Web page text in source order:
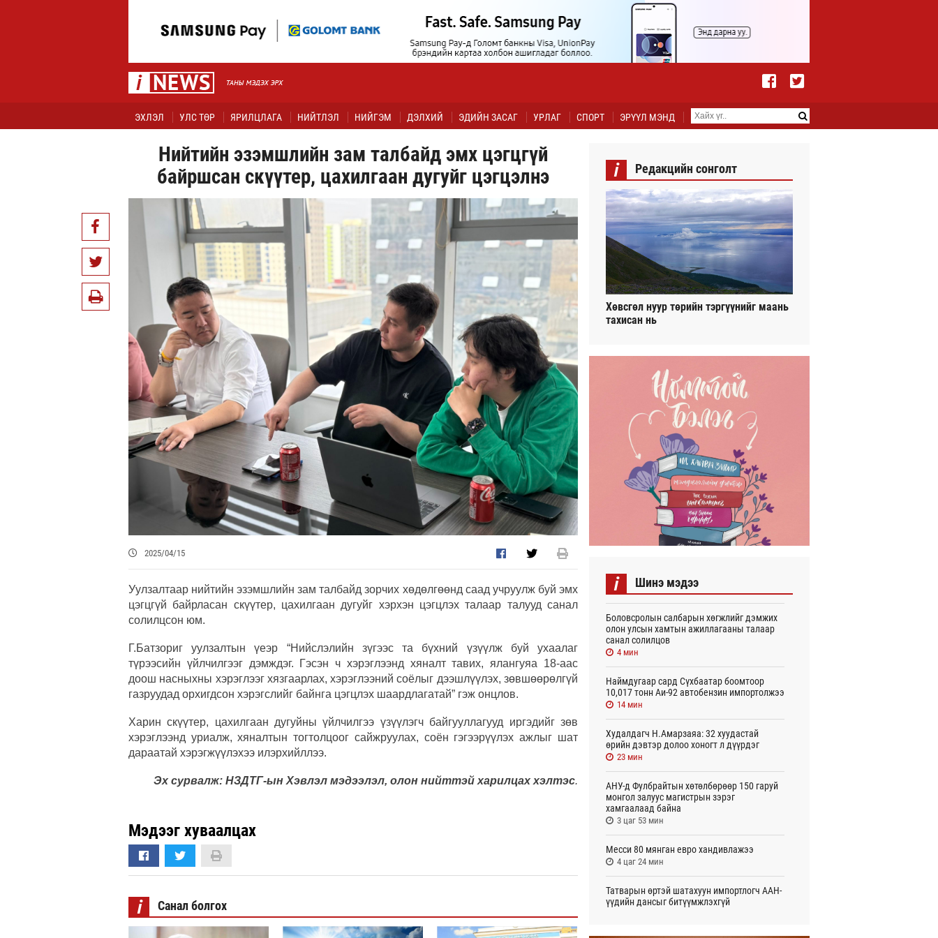
ЭХЛЭЛ УЛС ТӨР ЯРИЛЦЛАГА НИЙТЛЭЛ НИЙГЭМ ДЭЛХИЙ ЭДИЙН ЗАСАГ УРЛАГ СПОРТ ЭРҮҮЛ МЭНД
Нийтийн эзэмшлийн зам талбайд эмх цэгцгүй
байршсан скүүтер, цахилгаан дугуйг цэгцэлнэ
2025/04/15
Уулзалтаар нийтийн эзэмшлийн зам талбайд зорчих хөдөлгөөнд саад учруулж буй эмх
цэгцгүй байрласан скүүтер, цахилгаан дугуйг хэрхэн цэгцлэх талаар талууд санал
солилцсон юм.
Г.Батзориг уулзалтын үеэр “Нийслэлийн зүгээс та бүхний үзүүлж буй ухаалаг
түрээсийн үйлчилгээг дэмждэг. Гэсэн ч хэрэглээнд хяналт тавих, ялангуяа 18-аас
доош насныхны хэрэглээг хязгаарлах, хэрэглээний соёлыг дээшлүүлэх, зөвшөөрөлгүй
газруудад орхигдсон хэрэгслийг байнга цэгцлэх шаардлагатай” гэж онцлов.
Харин скүүтер, цахилгаан дугуйны үйлчилгээ үзүүлэгч байгууллагууд иргэдийг зөв
хэрэглээнд уриалж, хяналтын тогтолцоог сайжруулах, соён гэгээрүүлэх ажлыг шат
дараатай хэрэгжүүлэхээ илэрхийллээ.
Эх сурвалж: НЗДТГ-ын Хэвлэл мэдээлэл, олон нийттэй харилцах хэлтэс.
Мэдээг хуваалцах
i Санал болгох
i Редакцийн сонголт
Хөвсгөл нуур төрийн тэргүүнийг маань
тахисан нь
i Шинэ мэдээ
Боловсролын салбарын хөгжлийг дэмжих
олон улсын хамтын ажиллагааны талаар
санал солилцов
4 мин
Наймдугаар сард Сүхбаатар боомтоор
10,017 тонн Аи-92 автобензин импортолжээ
14 мин
Худалдагч Н.Амарзаяа: 32 хуудастай
өрийн дэвтэр долоо хоногт л дүүрдэг
23 мин
АНУ-д Фулбрайтын хөтөлбөрөөр 150 гаруй
монгол залуус магистрын зэрэг
хамгаалаад байна
3 цаг 53 мин
Месси 80 мянган евро хандивлажээ
4 цаг 24 мин
Татварын өртэй шатахуун импортлогч ААН-
үүдийн дансыг битүүмжлэхгүй